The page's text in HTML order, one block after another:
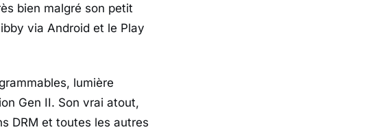
bien malgré son petit
via Android et le Play
lumière
Gen II. Son vrai atout,
DRM et toutes les autres